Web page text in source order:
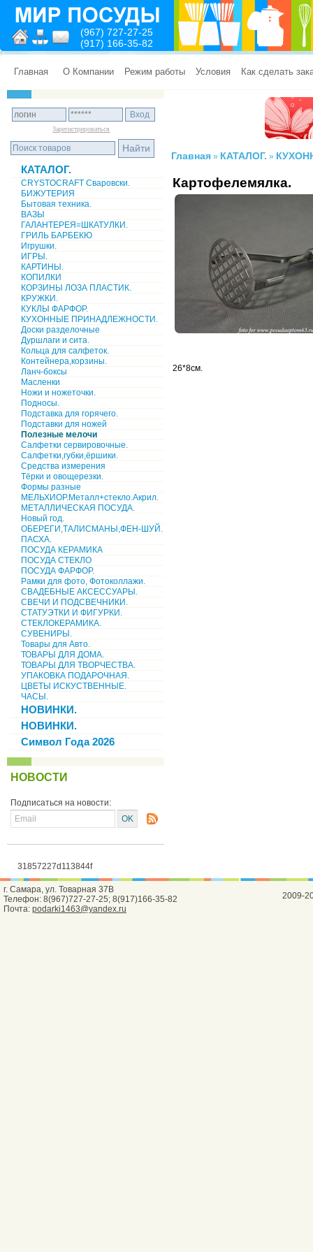
(967) 727-27-25
(917) 166-35-82
Главная О Компании Режим работы Условия Как сделать
Зарегистрироваться
КАТАЛОГ.
CRYSTOCRAFT Сваровски.
БИЖУТЕРИЯ
Бытовая техника.
ВАЗЫ
ГАЛАНТЕРЕЯ=ШКАТУЛКИ.
ГРИЛЬ БАРБЕКЮ
Игрушки.
ИГРЫ.
КАРТИНЫ.
КОПИЛКИ
КОРЗИНЫ ЛОЗА ПЛАСТИК.
КРУЖКИ.
КУКЛЫ ФАРФОР.
КУХОННЫЕ ПРИНАДЛЕЖНОСТИ.
Доски разделочные
Дуршлаги и сита.
Кольца для салфеток.
Контейнера,корзины.
Ланч-боксы
Масленки
Ножи и ножеточки.
Подносы.
Подставка для горячего.
Подставки для ножей
Полезные мелочи
Салфетки сервировочные.
Салфетки,губки,ёршики.
Средства измерения
Тёрки и овощерезки.
Формы разные
МЕЛЬХИОР.Металл+стекло.Акрил.
МЕТАЛЛИЧЕСКАЯ ПОСУДА.
Новый год.
ОБЕРЕГИ,ТАЛИСМАНЫ,ФЕН-ШУЙ.
ПАСХА.
ПОСУДА КЕРАМИКА
ПОСУДА СТЕКЛО
ПОСУДА ФАРФОР.
Рамки для фото, Фотоколлажи.
СВАДЕБНЫЕ АКСЕССУАРЫ.
СВЕЧИ И ПОДСВЕЧНИКИ.
СТАТУЭТКИ И ФИГУРКИ.
СТЕКЛОКЕРАМИКА.
СУВЕНИРЫ.
Товары для Авто.
ТОВАРЫ ДЛЯ ДОМА.
ТОВАРЫ ДЛЯ ТВОРЧЕСТВА.
УПАКОВКА ПОДАРОЧНАЯ.
ЦВЕТЫ ИСКУСТВЕННЫЕ.
ЧАСЫ.
НОВИНКИ.
НОВИНКИ.
Символ Года 2026
НОВОСТИ
Подписаться на новости:
31857227d113844f
Главная » КАТАЛОГ. »
Картофелемялка.
26*8см.
г. Самара, ул. Товарная 37В
Телефон: 8(967)727-27-25; 8(917)166-35-82
Почта: podarki1463@yandex.ru
2009-